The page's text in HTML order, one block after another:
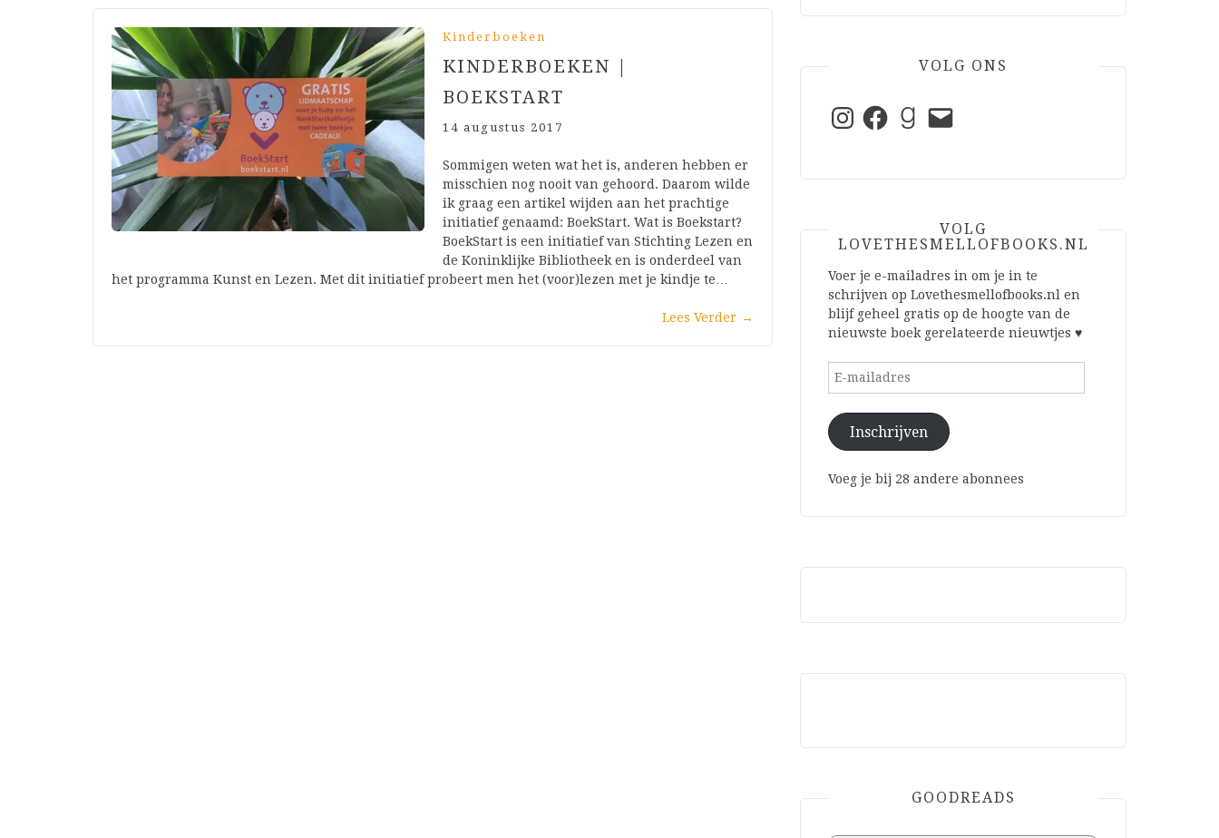
Kinderboeken
KINDERBOEKEN |
BOEKSTART
14 augustus 2017
Sommigen weten wat het is, anderen hebben er
misschien nog nooit van gehoord. Daarom wilde
ik graag een artikel wijden aan het prachtige
initiatief genaamd: BoekStart. Wat is Boekstart?
BoekStart is een initiatief van Stichting Lezen en
de Koninklijke Bibliotheek en is onderdeel van
het programma Kunst en Lezen. Met dit initiatief probeert men het (voor)lezen met je kindje te…
Lees Verder →
VOLG ONS
InstagramFacebookGoodreads
E-
mail
VOLG
LOVETHESMELLOFBOOKS.NL
Voer je e-mailadres in om je in te
schrijven op Lovethesmellofbooks.nl en
blijf geheel gratis op de hoogte van de
nieuwste boek gerelateerde nieuwtjes ♥
E-
Inschrijven
Voeg je bij 28 andere abonnees
GOODREADS